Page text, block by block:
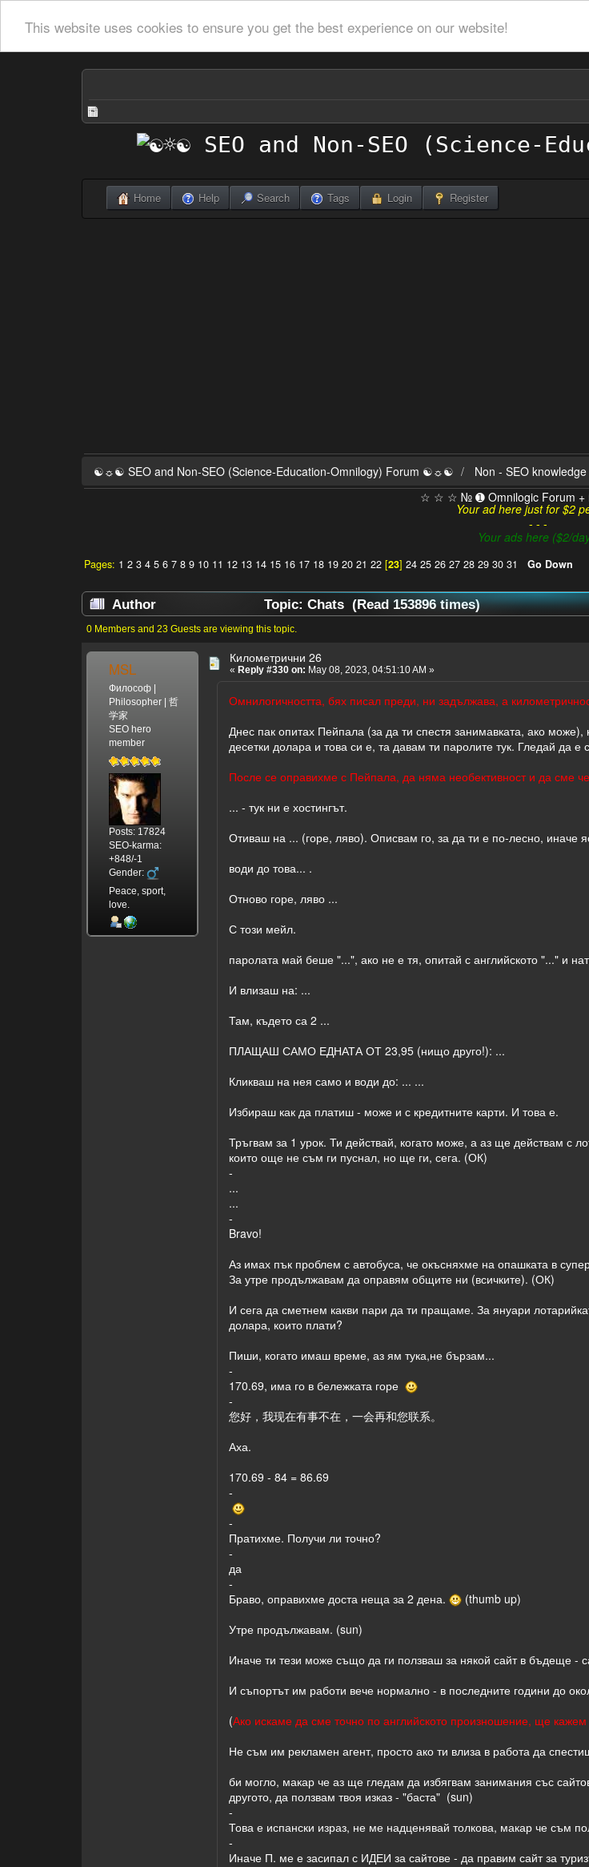
This website uses cookies to ensure you get the best experience on our website!
Home Help Search Tags Login Register
☯☼☯ SEO and Non-SEO (Science-Education-Omnilogy) Forum ☯☼☯ Non - SEO knowledge
☆ ☆ ☆ № ➊ Omnilogic Forum
Your ad here just for $2
- - -
Your ads here ($2/
Pages: 1 2 3 4 5 6 7 8 9 10 11 12 13 14 15 16 17 18 19 20 21 22[23] 24 25 26 27 28 29 30 31 Go Down
Author Topic: Chats (Read 153896 times)
0 Members and 23 Guests are viewing this topic.
MSL
Философ |
Philosopher | 哲
学家
SEO hero
member
Posts: 17824
SEO-karma:
+848/-1
Gender:
Peace, sport,
love.
Километрични 26
« Reply #330 on: May 08, 2023, 04:51:10 AM »
Омнилогичността, бях писал преди, ни задължава, а
Днес пак опитах Пейпала (за да ти спестя занимавката, ако
десетки долара и това си е, та давам ти паролите тук. Гледай да е
После се оправихме с Пейпала, да няма необективност и да сме
... - тук ни е хостингът.
Отиваш на ... (горе, ляво). Описвам го, за да ти е по-лесно, иначе
води до това... .
Отново горе, ляво ...
С този мейл.
паролата май беше "...", ако не е тя, опитай с английското "..." и
И влизаш на: ...
Там, където са 2 ...
ПЛАЩАШ САМО ЕДНАТА ОТ 23,95 (нищо друго!): ...
Кликваш на нея само и води до: ... ...
Избираш как да платиш - може и с кредитните карти. И това е.
Тръгвам за 1 урок. Ти действай, когато може, а аз ще действам с
които още не съм ги пуснал, но ще ги, сега. (ОК)
-
...
...
-
Bravo!
Аз имах пък проблем с автобуса, че окъсняхме на опашката в
За утре продължавам да оправям общите ни (всичките). (ОК)
И сега да сметнем какви пари да ти пращаме. За януари
долара, които плати?
Пиши, когато имаш време, аз ям тука,не бързам...
-
170.69, има го в бележката горе
-
您好，我现在有事不在，一会再和您联系。
Аха.
170.69 - 84 = 86.69
-
-
Пратихме. Получи ли точно?
-
да
-
Браво, оправихме доста неща за 2 дена.
(thumb up)
Утре продължавам. (sun)
Иначе ти тези може също да ги ползваш за някой сайт в бъдеще -
И съпортът им работи вече нормално - в последните години до
(Ако искаме да сме точно по английското произношение, ще кажем
Не съм им рекламен агент, просто ако ти влиза в работа да
би могло, макар че аз ще гледам да избягвам занимания със
другото, да ползвам твоя изказ - "баста" (sun)
-
Това е испански израз, не ме надценявай толкова, макар че съм
-
Иначе П. ме е засипал с ИДЕИ за сайтове - да правим сайт за